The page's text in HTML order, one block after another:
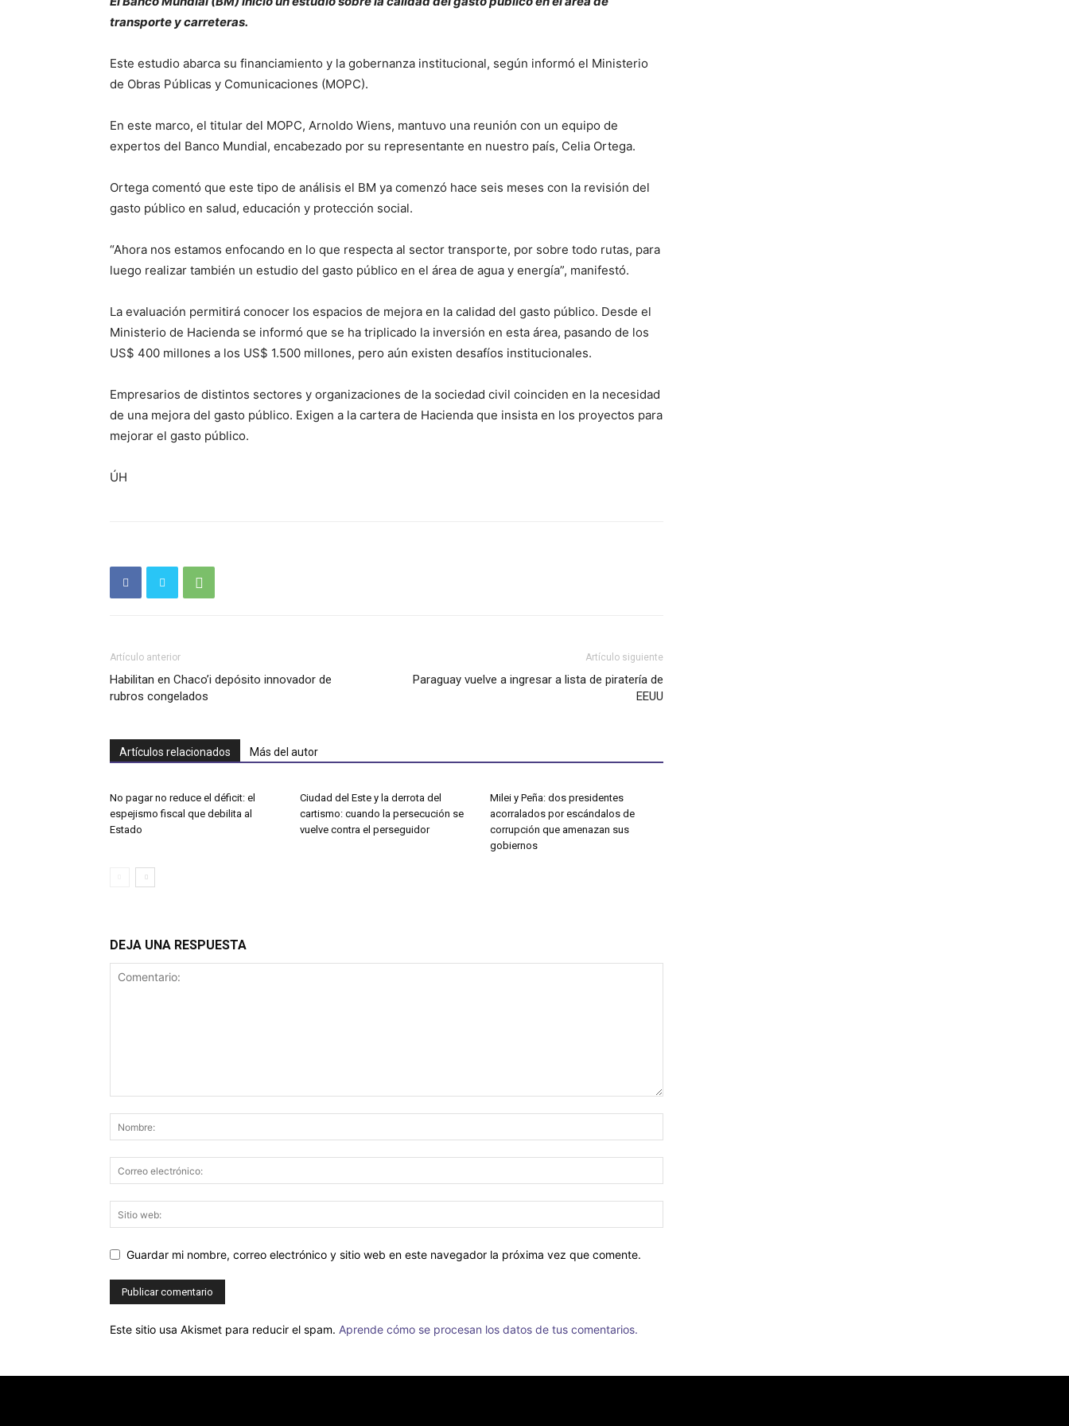
transporte y carreteras.
Este estudio abarca su financiamiento y la gobernanza institucional, según informó el Ministerio
de Obras Públicas y Comunicaciones (MOPC).
En este marco, el titular del MOPC, Arnoldo Wiens, mantuvo una reunión con un equipo de
expertos del Banco Mundial, encabezado por su representante en nuestro país, Celia Ortega.
Ortega comentó que este tipo de análisis el BM ya comenzó hace seis meses con la revisión del
gasto público en salud, educación y protección social.
“Ahora nos estamos enfocando en lo que respecta al sector transporte, por sobre todo rutas, para
luego realizar también un estudio del gasto público en el área de agua y energía”, manifestó.
La evaluación permitirá conocer los espacios de mejora en la calidad del gasto público. Desde el
Ministerio de Hacienda se informó que se ha triplicado la inversión en esta área, pasando de los
US$ 400 millones a los US$ 1.500 millones, pero aún existen desafíos institucionales.
Empresarios de distintos sectores y organizaciones de la sociedad civil coinciden en la necesidad
de una mejora del gasto público. Exigen a la cartera de Hacienda que insista en los proyectos para
mejorar el gasto público.
ÚH
Artículo anterior
Habilitan en Chaco’i depósito innovador de
rubros congelados
Artículo siguiente
Paraguay vuelve a ingresar a lista de piratería de
EEUU
Artículos relacionados Más del autor
No pagar no reduce el déficit: el
espejismo fiscal que debilita al
Estado
Ciudad del Este y la derrota del
cartismo: cuando la persecución se
vuelve contra el perseguidor
Milei y Peña: dos presidentes
acorralados por escándalos de
corrupción que amenazan sus
gobiernos
DEJA UNA RESPUESTA
Guardar mi nombre, correo electrónico y sitio web en este navegador la próxima vez que comente.
Este sitio usa Akismet para reducir el spam. Aprende cómo se procesan los datos de tus comentarios.